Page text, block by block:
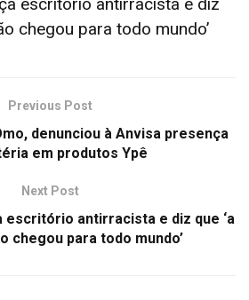
escritório antirracista e diz
chegou para todo mundo’
Previous Post
denunciou à Anvisa presença
em produtos Ypê
Next Post
escritório antirracista e diz que ‘a
chegou para todo mundo’